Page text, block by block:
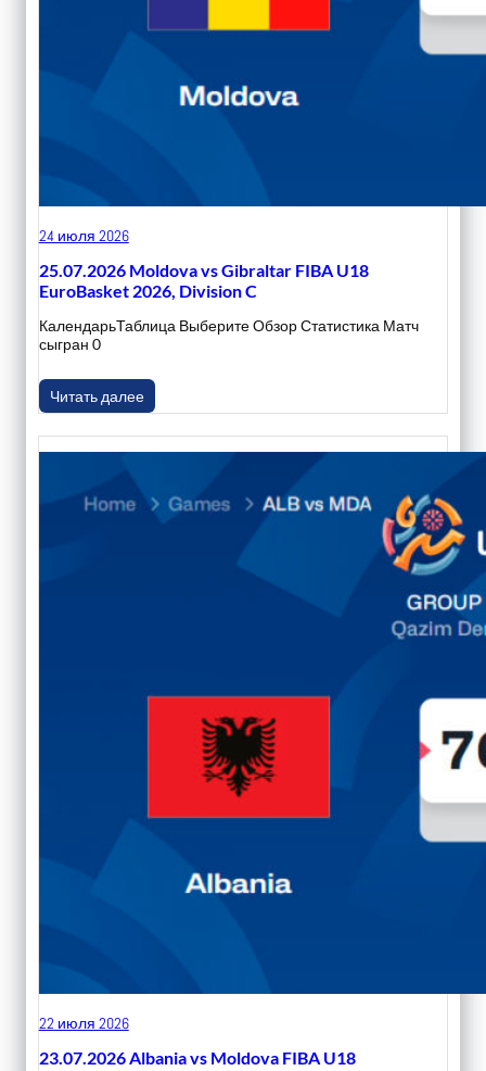
24 июля 2026
25.07.2026 Moldova vs Gibraltar FIBA U18
EuroBasket 2026, Division C
КалендарьТаблица Выберите Обзор Статистика Матч
сыгран 0
Читать далее
22 июля 2026
23.07.2026 Albania vs Moldova FIBA U18